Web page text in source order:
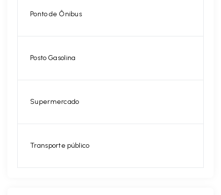
Ponto de Ônibus
Posto Gasolina
Supermercado
Transporte público